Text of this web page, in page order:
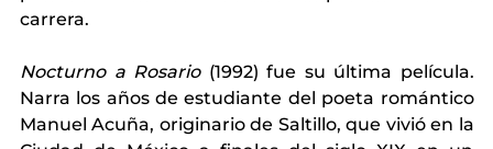
carrera.
Nocturno a Rosario (1992) fue su última película.
Narra los años de estudiante del poeta romántico
Manuel Acuña, originario de Saltillo, que vivió en la